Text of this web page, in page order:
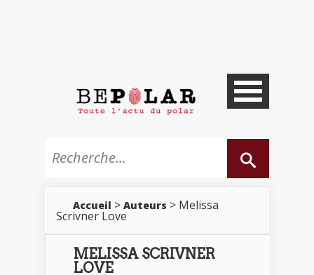
Accueil > Auteurs > Melissa
Scrivner Love
MELISSA SCRIVNER
LOVE